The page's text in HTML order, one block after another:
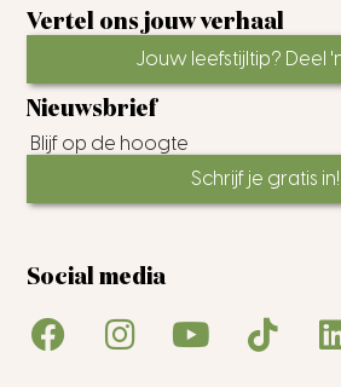
Vertel ons jouw verhaal
Jouw leefstijltip? Deel
Nieuwsbrief
Blijf op de hoogte
Schrijf je gratis in!
Social media